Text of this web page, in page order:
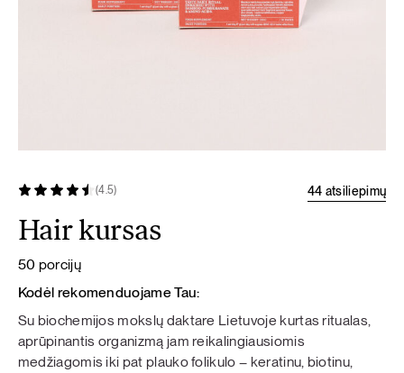
(4.5) 44 atsiliepimų
Hair kursas
50 porcijų
Kodėl rekomenduojame Tau:
Su biochemijos mokslų daktare Lietuvoje kurtas ritualas,
aprūpinantis organizmą jam reikalingiausiomis
medžiagomis iki pat plauko folikulo – keratinu, biotinu,